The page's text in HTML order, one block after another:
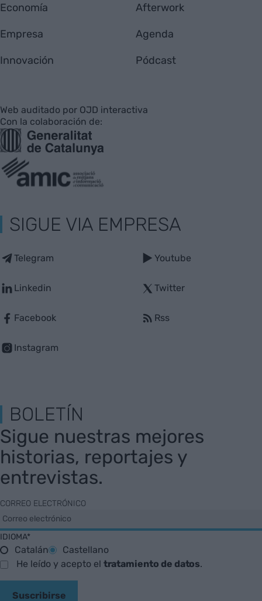
Economía
Empresa
Innovación
Afterwork
Agenda
Pódcast
Web auditado por OJD interactiva
Con la colaboración de:
SIGUE VIA EMPRESA
Telegram
Linkedin
Facebook
Instagram
Youtube
Twitter
Rss
BOLETÍN
Sigue nuestras mejores
historias, reportajes y
entrevistas.
CORREO ELECTRÓNICO
IDIOMA*
Catalán
Castellano
He leído y acepto el tratamiento de datos.
Suscribirse